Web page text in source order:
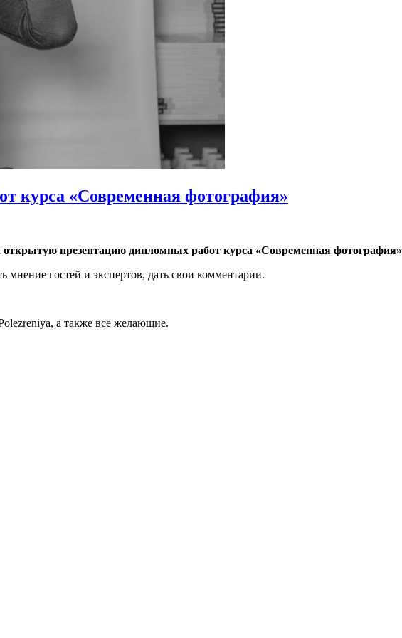
курса «Современная фотография»
открытую презентацию дипломных работ курса «Современная фотография»
мнение гостей и экспертов, дать свои комментарии.
а также все желающие.